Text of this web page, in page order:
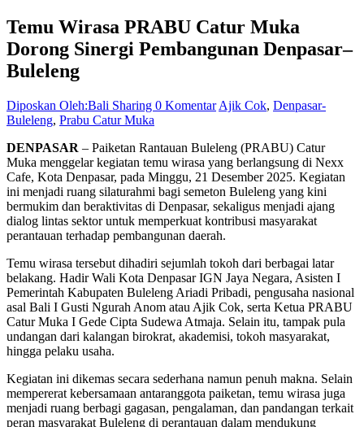
Temu Wirasa PRABU Catur Muka
Dorong Sinergi Pembangunan Denpasar–
Buleleng
Diposkan Oleh:Bali Sharing 0 Komentar Ajik Cok, Denpasar-
Buleleng, Prabu Catur Muka
DENPASAR – Paiketan Rantauan Buleleng (PRABU) Catur
Muka menggelar kegiatan temu wirasa yang berlangsung di Nexx
Cafe, Kota Denpasar, pada Minggu, 21 Desember 2025. Kegiatan
ini menjadi ruang silaturahmi bagi semeton Buleleng yang kini
bermukim dan beraktivitas di Denpasar, sekaligus menjadi ajang
dialog lintas sektor untuk memperkuat kontribusi masyarakat
perantauan terhadap pembangunan daerah.
Temu wirasa tersebut dihadiri sejumlah tokoh dari berbagai latar
belakang. Hadir Wali Kota Denpasar IGN Jaya Negara, Asisten I
Pemerintah Kabupaten Buleleng Ariadi Pribadi, pengusaha nasional
asal Bali I Gusti Ngurah Anom atau Ajik Cok, serta Ketua PRABU
Catur Muka I Gede Cipta Sudewa Atmaja. Selain itu, tampak pula
undangan dari kalangan birokrat, akademisi, tokoh masyarakat,
hingga pelaku usaha.
Kegiatan ini dikemas secara sederhana namun penuh makna. Selain
mempererat kebersamaan antaranggota paiketan, temu wirasa juga
menjadi ruang berbagi gagasan, pengalaman, dan pandangan terkait
peran masyarakat Buleleng di perantauan dalam mendukung